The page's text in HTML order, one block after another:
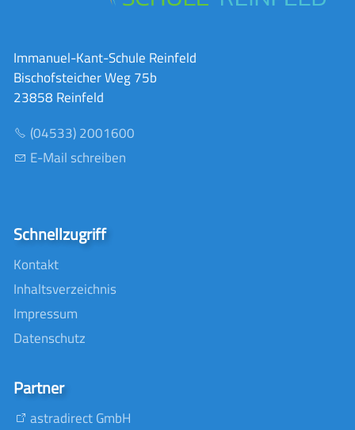
Immanuel-Kant-Schule Reinfeld
Bischofsteicher Weg 75b
23858 Reinfeld
(04533) 2001600
E-Mail schreiben
Schnellzugriff
Kontakt
Inhaltsverzeichnis
Impressum
Datenschutz
Partner
astradirect GmbH